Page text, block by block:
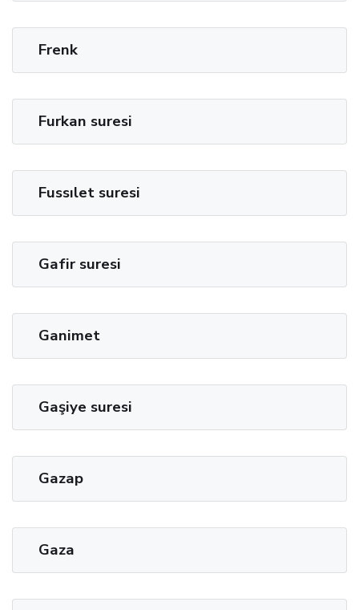
Frenk
Furkan suresi
Fussılet suresi
Gafir suresi
Ganimet
Gaşiye suresi
Gazap
Gaza